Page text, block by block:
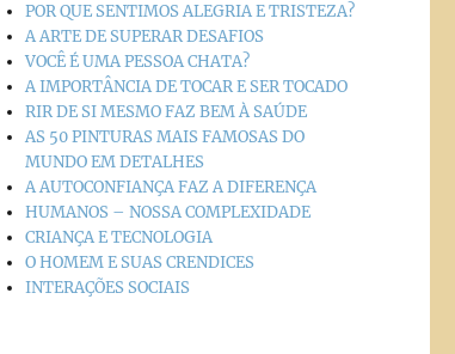
POR QUE SENTIMOS ALEGRIA E TRISTEZA?
A ARTE DE SUPERAR DESAFIOS
VOCÊ É UMA PESSOA CHATA?
A IMPORTÂNCIA DE TOCAR E SER TOCADO
RIR DE SI MESMO FAZ BEM À SAÚDE
AS 50 PINTURAS MAIS FAMOSAS DO
MUNDO EM DETALHES
A AUTOCONFIANÇA FAZ A DIFERENÇA
HUMANOS – NOSSA COMPLEXIDADE
CRIANÇA E TECNOLOGIA
O HOMEM E SUAS CRENDICES
INTERAÇÕES SOCIAIS